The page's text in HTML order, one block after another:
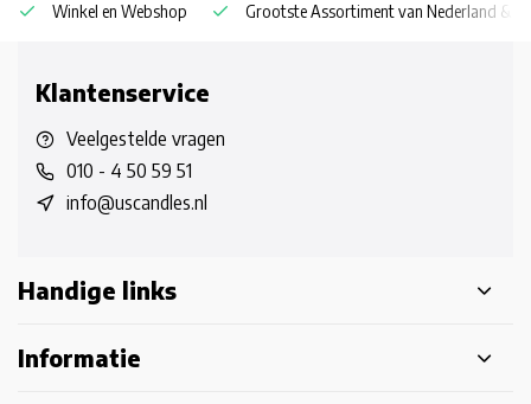
Winkel en Webshop Grootste Assortiment van Nederland &
Klantenservice
Veelgestelde vragen
010 - 4 50 59 51
info@uscandles.nl
Handige links
Informatie